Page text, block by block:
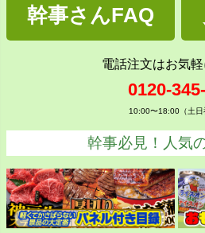
幹事さんFAQ
電話注文はお気
0120-
10:00〜18:00（土日
幹事必見！人気